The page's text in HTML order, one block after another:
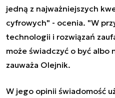
jedną z najważniejszych
cyfrowych" - ocenia. "W
technologii i rozwiązań
może świadczyć o być albo
zauważa Olejnik.
W jego opinii świadomość